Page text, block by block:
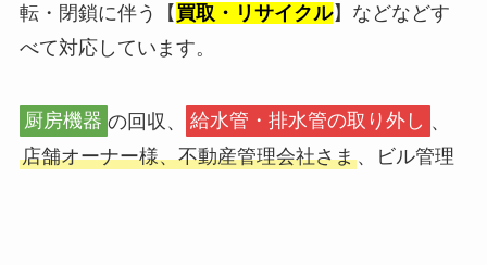
転・閉鎖に伴う【 買取・リサイクル】などなどす
べて対応しています。
厨房機器 の回収、 給水管・排水管の取り外し 、
店舗オーナー様、不動産管理会社さま、ビル管理